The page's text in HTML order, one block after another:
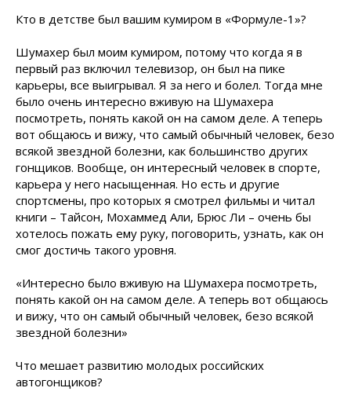
Кто в детстве был вашим кумиром в «Формуле-1»?
Шумахер был моим кумиром, потому что когда я в
первый раз включил телевизор, он был на пике
карьеры, все выигрывал. Я за него и болел. Тогда мне
было очень интересно вживую на Шумахера
посмотреть, понять какой он на самом деле. А теперь
вот общаюсь и вижу, что самый обычный человек, безо
всякой звездной болезни, как большинство других
гонщиков. Вообще, он интересный человек в спорте,
карьера у него насыщенная. Но есть и другие
спортсмены, про которых я смотрел фильмы и читал
книги – Тайсон, Мохаммед Али, Брюс Ли – очень бы
хотелось пожать ему руку, поговорить, узнать, как он
смог достичь такого уровня.
«Интересно было вживую на Шумахера посмотреть,
понять какой он на самом деле. А теперь вот общаюсь
и вижу, что он самый обычный человек, безо всякой
звездной болезни»
Что мешает развитию молодых российских
автогонщиков?